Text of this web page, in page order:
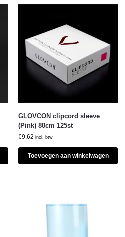
GLOVCON clipcord sleeve
(Pink) 80cm 125st
€9,62 incl. btw
Toevoegen aan winkelwagen